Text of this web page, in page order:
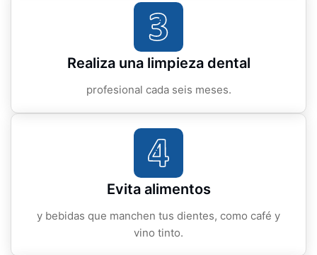
Realiza una limpieza dental
profesional cada seis meses.
Evita alimentos
y bebidas que manchen tus dientes, como café y
vino tinto.